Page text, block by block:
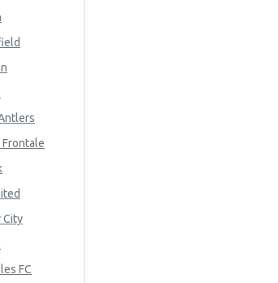
Frontale
City
FC